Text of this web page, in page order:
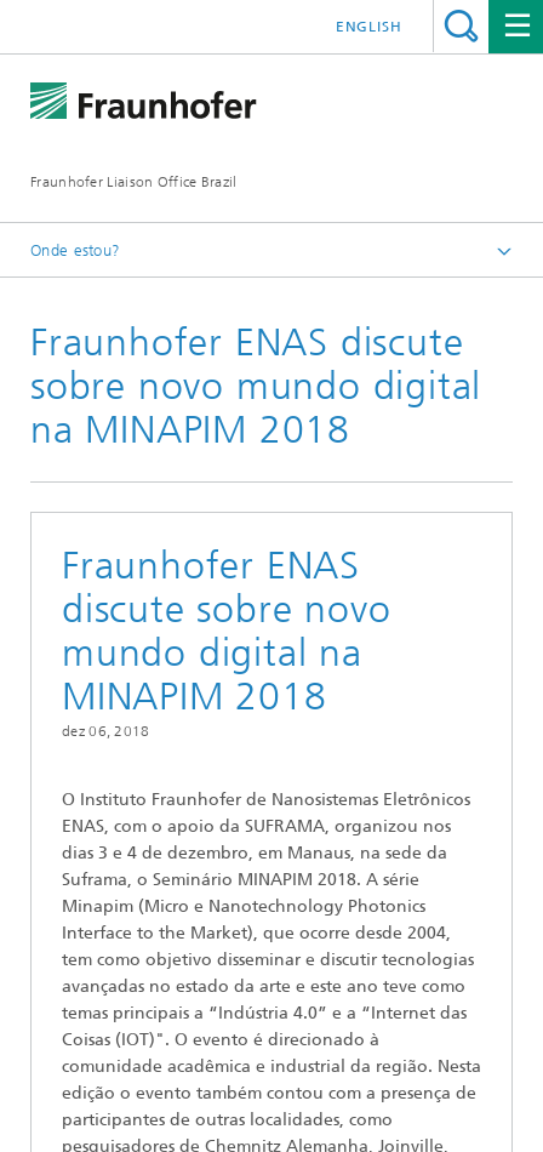
Fraunhofer Liaison Office Brazil
ENGLISH
Onde estou?
Novidades/Eventos
Fraunhofer ENAS discute
sobre novo mundo digital
na MINAPIM 2018
Fraunhofer ENAS
discute sobre novo
mundo digital na
MINAPIM 2018
dez 06, 2018
O Instituto Fraunhofer de Nanosistemas Eletrônicos
ENAS, com o apoio da SUFRAMA, organizou nos
dias 3 e 4 de dezembro, em Manaus, na sede da
Suframa, o Seminário MINAPIM 2018. A série
Minapim (Micro e Nanotechnology Photonics
Interface to the Market), que ocorre desde 2004,
tem como objetivo disseminar e discutir tecnologias
avançadas no estado da arte e este ano teve como
temas principais a “Indústria 4.0” e a “Internet das
Coisas (IOT)". O evento é direcionado à
comunidade acadêmica e industrial da região. Nesta
edição o evento também contou com a presença de
participantes de outras localidades, como
pesquisadores de Chemnitz Alemanha, Joinville,